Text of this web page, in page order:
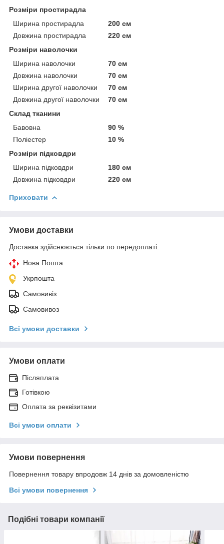
Розміри простирадла
Ширина простирадла
200 см
Довжина простирадла
220 см
Розміри наволочки
Ширина наволочки
70 см
Довжина наволочки
70 см
Ширина другої наволочки
70 см
Довжина другої наволочки
70 см
Склад тканини
Бавовна
90 %
Поліестер
10 %
Розміри підковдри
Ширина підковдри
180 см
Довжина підковдри
220 см
Приховати
Умови доставки
Доставка здійснюється тільки по передоплаті.
Нова Пошта
Укрпошта
Самовивіз
Самовивоз
Всі умови доставки
Умови оплати
Післяплата
Готівкою
Оплата за реквізитами
Всі умови оплати
Умови повернення
Повернення товару впродовж 14 днів за домовленістю
Всі умови повернення
Подібні товари компанії